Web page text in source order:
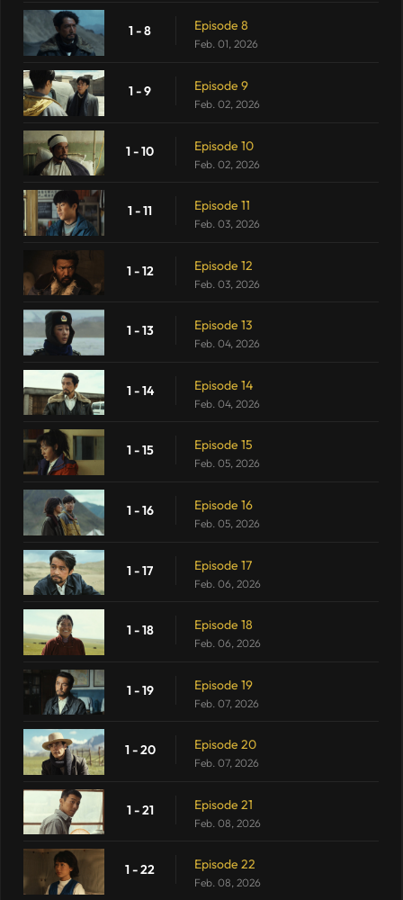
1 - 8 Episode 8
Feb. 01, 2026
1 - 9 Episode 9
Feb. 02, 2026
1 - 10 Episode 10
Feb. 02, 2026
1 - 11 Episode 11
Feb. 03, 2026
1 - 12 Episode 12
Feb. 03, 2026
1 - 13 Episode 13
Feb. 04, 2026
1 - 14 Episode 14
Feb. 04, 2026
1 - 15 Episode 15
Feb. 05, 2026
1 - 16 Episode 16
Feb. 05, 2026
1 - 17 Episode 17
Feb. 06, 2026
1 - 18 Episode 18
Feb. 06, 2026
1 - 19 Episode 19
Feb. 07, 2026
1 - 20 Episode 20
Feb. 07, 2026
1 - 21 Episode 21
Feb. 08, 2026
1 - 22 Episode 22
Feb. 08, 2026